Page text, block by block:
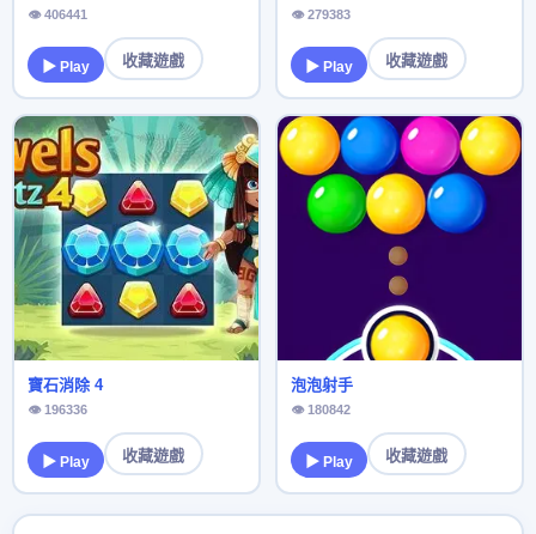
👁 406441
▶ Play 收藏遊戲
👁 279383
▶ Play 收藏遊戲
寶石消除 4
👁 196336
▶ Play 收藏遊戲
泡泡射手
👁 180842
▶ Play 收藏遊戲